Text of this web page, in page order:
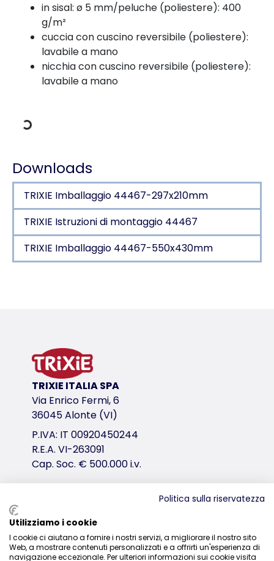
in sisal: ø 5 mm/peluche (poliestere): 400
g/m²
cuccia con cuscino reversibile (poliestere):
lavabile a mano
nicchia con cuscino reversibile (poliestere):
lavabile a mano
Dati di carico
Downloads
TRIXIE Imballaggio 44467-297x210mm
TRIXIE Istruzioni di montaggio 44467
TRIXIE Imballaggio 44467-550x430mm
nicchia con cuscino reversibile (poliestere):
variante di prodotto
variante di prodotto: numero unico del
Area della base
60 × 48 cm
Altezza
140 cm
ø 15/9 cm
Misure
140 cm
TRIXIE ITALIA SPA
Via Enrico Fermi, 6
36045 Alonte (VI)
P.IVA: IT 00920450244
R.E.A. VI-263091
Cap. Soc. € 500.000 i.v.
Distribuzione
0444-835329
Politica sulla riservatezza
Utilizziamo i cookie
I cookie ci aiutano a fornire i nostri servizi, a migliorare il nostro sito
Web, a mostrare contenuti personalizzati e a offrirti un'esperienza di
navigazione eccezionale. Per ulteriori informazioni sui cookie visita